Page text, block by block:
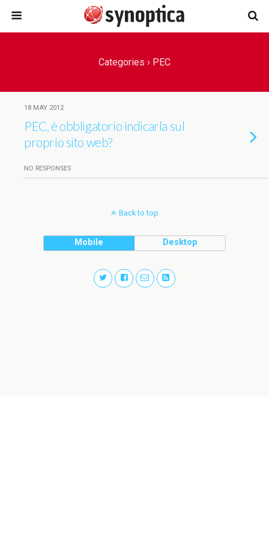
Categories › PEC
18 MAY 2012
PEC, è obbligatorio indicarla sul
proprio sito web?
NO RESPONSES
Back to top
Mobile Desktop